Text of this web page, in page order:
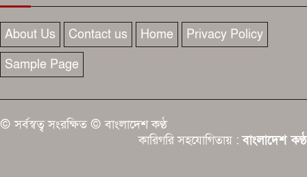
About Us Contact us Home
Privacy Policy
Sample Page
© সর্বস্বত্ব সংরক্ষিত © বাংলাদেশ কণ্ঠ
কারিগরি সহযোগিতায় :বাংলাদেশ কণ্ঠ